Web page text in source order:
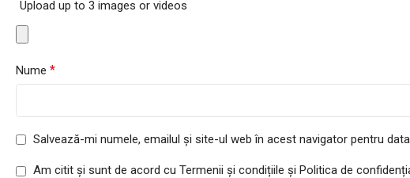
Upload up to 3 images or videos
Nume *
Salvează-mi numele, emailul și site-ul web în acest navigator pentru
Am citit și sunt de acord cu Termenii și condițiile și Politica de